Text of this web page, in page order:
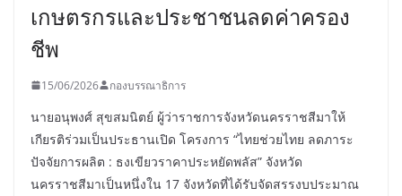
เกษตรกรและประชาชนลดค่าครอง
ชีพ
15/06/2026 กองบรรณาธิการ
นายอนุพงศ์ สุขสมนิตย์ ผู้ว่าราชการจังหวัดนครราชสีมาให้
เกียรติร่วมเป็นประธานเปิด โครงการ “ไทยช่วยไทย ลดภาระ
ปัจจัยการผลิต : ธงเขียวราคาประหยัดพลัส” จังหวัด
นครราชสีมาเป็นหนึ่งใน 17 จังหวัดที่ได้รับจัดสรรงบประมาณ